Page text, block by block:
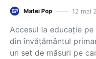
Matei Pop 12 mai
Accesul la educație
din învățământul
un set de măsuri pe